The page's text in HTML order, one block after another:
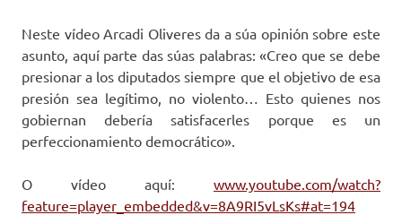
Neste vídeo Arcadi Oliveres da a súa opinión sobre este
asunto, aquí parte das súas palabras: «Creo que se debe
presionar a los diputados siempre que el objetivo de esa
presión sea legítimo, no violento… Esto quienes nos
gobiernan debería satisfacerles porque es un
perfeccionamiento democrático».
O vídeo aquí: www.youtube.com/watch?
feature=player_embedded&v=8A9RI5vLsKs#at=194